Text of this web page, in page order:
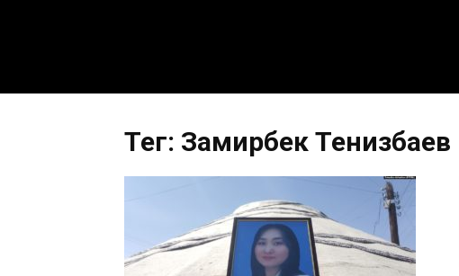
Тег: Замирбек Тенизбаев